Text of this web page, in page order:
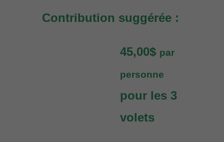
Contribution suggérée :
45,00$ par
personne
pour les 3
volets